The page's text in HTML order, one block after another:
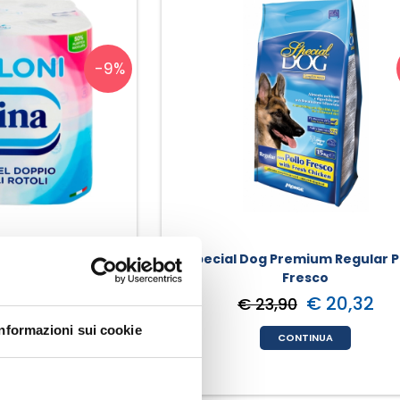
sui cookie
E 150d, acidificanti: acido fosforico, acido citrico,
di sodio, edulcoranti: acesulfame K, sucralosio, sale,
(330ml)%AR* per porzione
1%
0%
0%
0%
3%
-9%
10,00
Special Dog Premium Regular
Fresco
€ 23,90 € 20,32
CONTINUA